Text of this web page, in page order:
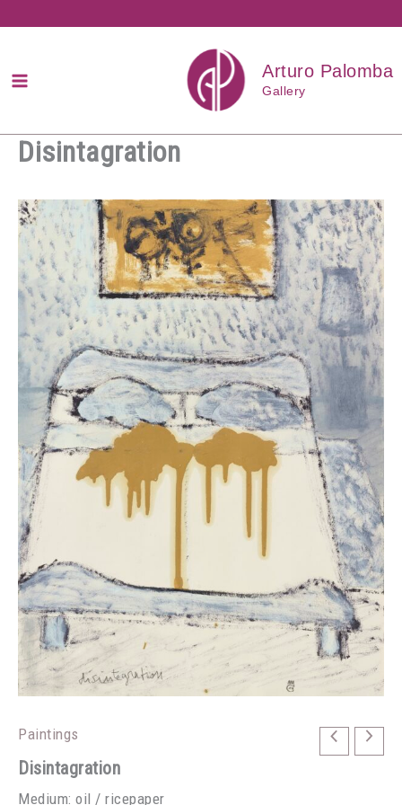
do
Arturo Palomba
Gallery
Disintagration
Paintings
Disintagration
Medium: oil / ricepaper